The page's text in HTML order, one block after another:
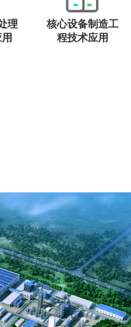
理
核心设备制造工
程技术应用